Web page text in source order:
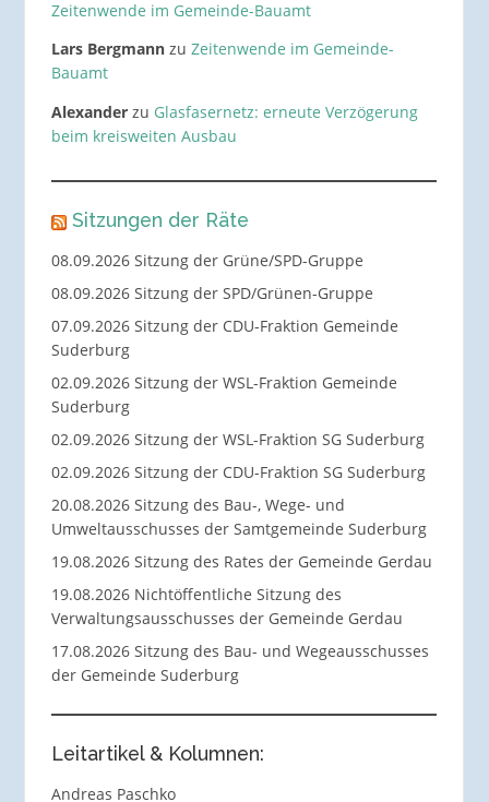
Zeitenwende im Gemeinde-Bauamt
Lars Bergmannzu Zeitenwende im Gemeinde-
Bauamt
Alexanderzu Glasfasernetz: erneute Verzögerung
beim kreisweiten Ausbau
Sitzungen der Räte
08.09.2026 Sitzung der Grüne/SPD-Gruppe
08.09.2026 Sitzung der SPD/Grünen-Gruppe
07.09.2026 Sitzung der CDU-Fraktion Gemeinde
Suderburg
02.09.2026 Sitzung der WSL-Fraktion Gemeinde
Suderburg
02.09.2026 Sitzung der WSL-Fraktion SG Suderburg
02.09.2026 Sitzung der CDU-Fraktion SG Suderburg
20.08.2026 Sitzung des Bau-, Wege- und
Umweltausschusses der Samtgemeinde Suderburg
19.08.2026 Sitzung des Rates der Gemeinde Gerdau
19.08.2026 Nichtöffentliche Sitzung des
Verwaltungsausschusses der Gemeinde Gerdau
17.08.2026 Sitzung des Bau- und Wegeausschusses
der Gemeinde Suderburg
Leitartikel & Kolumnen:
Andreas Paschko